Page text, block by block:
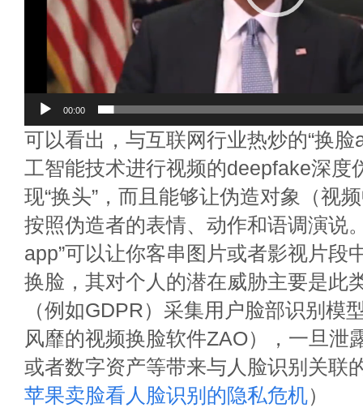
00:00
可以看出，与互联网行业热炒的“换脸
工智能技术进行视频的deepfake深度
现“换头”，而且能够让伪造对象（视
按照伪造者的表情、动作和语调演说
app”可以让你客串图片或者影视片段
换脸，其对个人的潜在威胁主要是此
（例如GDPR）采集用户脸部识别模
风靡的视频换脸软件ZAO），一旦泄
或者数字资产等带来与人脸识别关联
苹果卖脸看人脸识别的隐私危机）